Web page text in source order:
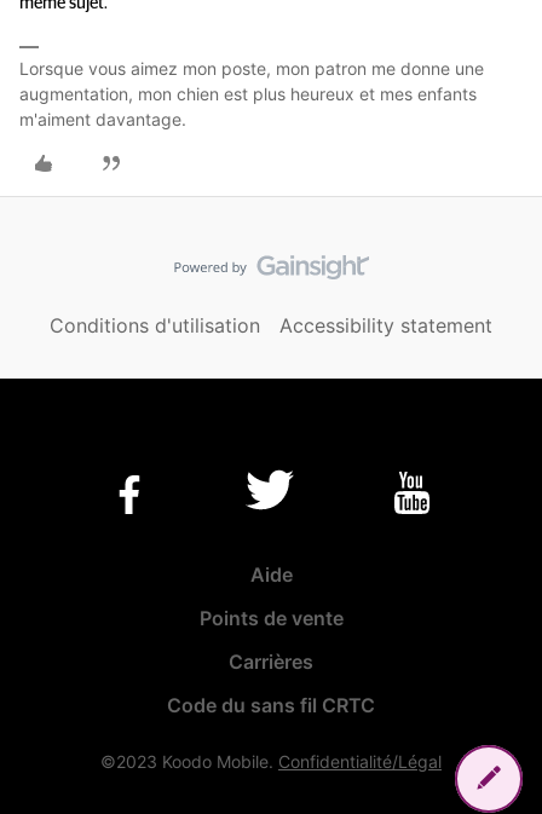
même sujet.
Lorsque vous aimez mon poste, mon patron me donne une
augmentation, mon chien est plus heureux et mes enfants
m'aiment davantage.
Conditions d'utilisation Accessibility statement
Aide
Points de vente
Carrières
Code du sans fil CRTC
©2023 Koodo Mobile. Confidentialité/Légal